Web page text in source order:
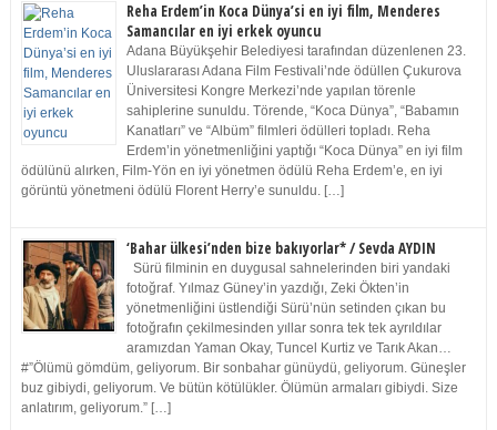
Reha Erdem’in Koca Dünya’si en iyi film, Menderes
Samancılar en iyi erkek oyuncu
Adana Büyükşehir Belediyesi tarafından düzenlenen 23.
Uluslararası Adana Film Festivali’nde ödüllen Çukurova
Üniversitesi Kongre Merkezi’nde yapılan törenle
sahiplerine sunuldu. Törende, “Koca Dünya”, “Babamın
Kanatları” ve “Albüm” filmleri ödülleri topladı. Reha
Erdem’in yönetmenliğini yaptığı “Koca Dünya” en iyi film
ödülünü alırken, Film-Yön en iyi yönetmen ödülü Reha Erdem’e, en iyi
görüntü yönetmeni ödülü Florent Herry’e sunuldu. […]
‘Bahar ülkesi’nden bize bakıyorlar* / Sevda AYDIN
Sürü filminin en duygusal sahnelerinden biri yandaki
fotoğraf. Yılmaz Güney’in yazdığı, Zeki Ökten’in
yönetmenliğini üstlendiği Sürü’nün setinden çıkan bu
fotoğrafın çekilmesinden yıllar sonra tek tek ayrıldılar
aramızdan Yaman Okay, Tuncel Kurtiz ve Tarık Akan…
#”Ölümü gömdüm, geliyorum. Bir sonbahar günüydü, geliyorum. Güneşler
buz gibiydi, geliyorum. Ve bütün kötülükler. Ölümün armaları gibiydi. Size
anlatırım, geliyorum.” […]